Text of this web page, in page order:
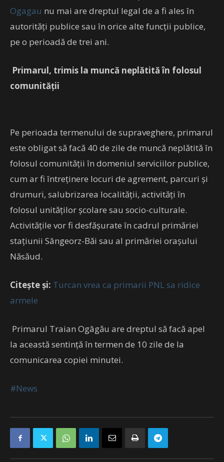
Ogagau nu mai are dreptul legal de a fi ales în
autorităţi publice sau în orice alte funcţii publice,
pe o perioadă de trei ani.
Primarul, trimis la muncă neplătită în folosul
comunităţii
Pe perioada termenului de supraveghere, primarul
este obligat să facă 40 de zile de muncă neplătită în
folosul comunităţii în domeniul serviciilor publice,
cum ar fi întreţinere locuri de agrement, parcuri şi
drumuri, salubrizarea localităţii, activităţi în
folosul unităţilor şcolare sau socio-culturale.
Activitățile vor fi desfășurate în cadrul primăriei
staţiunii Sângeorz-Băi sau al primăriei oraşului
Năsăud.
Citește și: Turcan vrea ca primarii PNL sa ridice
armele
Primarul Traian Ogâgău are dreptul să facă apel
la această sentinţă în termen de 10 zile de la
comunicarea copiei minutei.
#News